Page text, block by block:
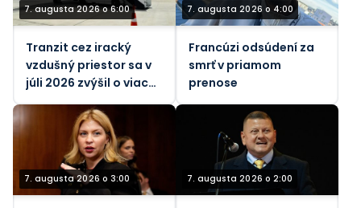
7. augusta 2026 o 6:00
Tranzit cez iracký
vzdušný priestor sa v
júli 2026 zvýšil o viac
7. augusta 2026 o 4:00
Francúzi odsúdení za
smrť v priamom
prenose
7. augusta 2026 o 3:00 7. augusta 2026 o 2:00